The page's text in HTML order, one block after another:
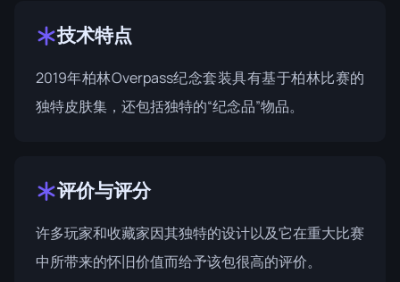
技术特点
2019年柏林Overpass纪念套装具有基于柏林比赛的
独特皮肤集，还包括独特的“纪念品”物品。
评价与评分
许多玩家和收藏家因其独特的设计以及它在重大比赛
中所带来的怀旧价值而给予该包很高的评价。